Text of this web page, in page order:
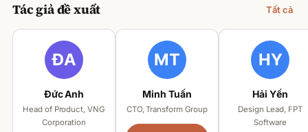
Tác giả đề xuất Tất cả
Đức Anh
Head of Product, VNG
Corporation
Minh Tuấn
CTO, Transform Group
Hải Yến
Design Lead, FPT
Software